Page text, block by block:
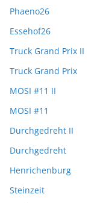
Phaeno26
Essehof26
Truck Grand Prix II
Truck Grand Prix
MOSI #11 II
MOSI #11
Durchgedreht II
Durchgedreht
Henrichenburg
Steinzeit